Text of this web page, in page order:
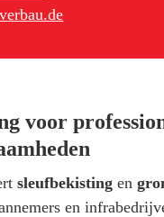
voor
sleufbekisting en
en